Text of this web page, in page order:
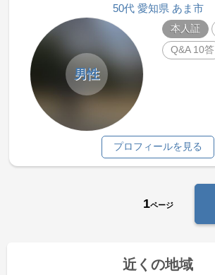
50代 愛知県 あま市
男性
本人証
Q&A 10答
プロフィールを見る
1ページ
近くの地域